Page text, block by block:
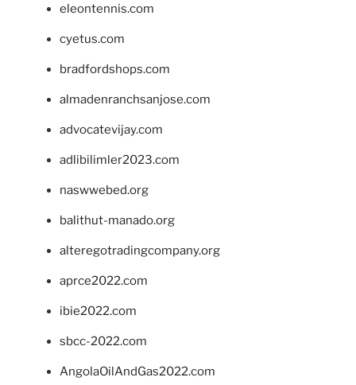
eleontennis.com
cyetus.com
bradfordshops.com
almadenranchsanjose.com
advocatevijay.com
adlibilimler2023.com
naswwebed.org
balithut-manado.org
alteregotradingcompany.org
aprce2022.com
ibie2022.com
sbcc-2022.com
AngolaOilAndGas2022.com